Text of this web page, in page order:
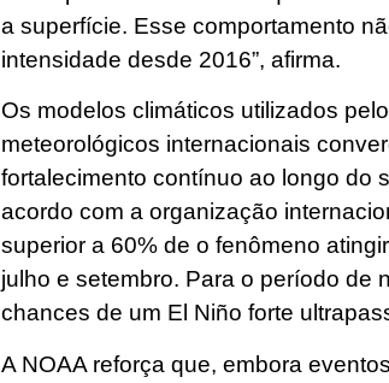
a superfície. Esse comportamento
intensidade desde 2016”, afirma.
Os modelos climáticos utilizados
meteorológicos internacionais
fortalecimento contínuo ao longo do
acordo com a organização
superior a 60% de o fenômeno
julho e setembro. Para o período de
chances de um El Niño forte
A NOAA reforça que, embora